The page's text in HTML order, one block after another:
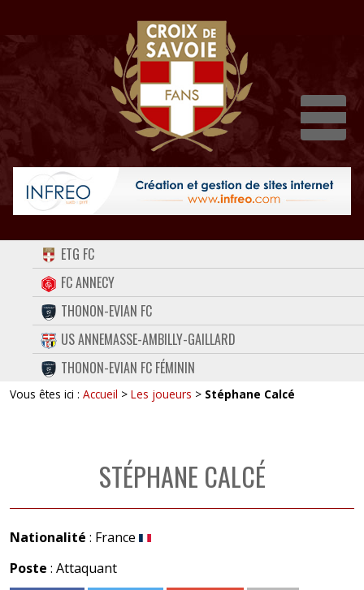
ACCUEIL
FORUM
CONTACT
FACEBOOK
TWITTER
ETG FC
FC ANNECY
THONON-EVIAN FC
US ANNEMASSE-AMBILLY-GAILLARD
THONON-EVIAN FC FÉMININ
Vous êtes ici : Accueil > Les joueurs > Stéphane Calcé
STÉPHANE CALCÉ
Nationalité : France
Poste : Attaquant